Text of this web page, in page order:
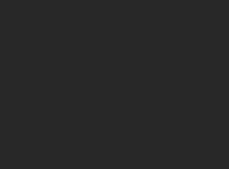
Gevrey-Chambertin
Gevrey-Chambertin